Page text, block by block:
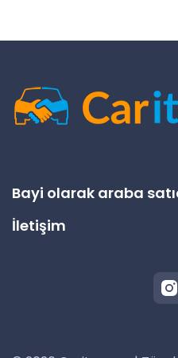
Bayi olarak araba
İletişim